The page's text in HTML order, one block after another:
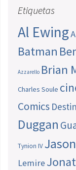
Etiquetas
Al Ewing
Batman
Azzarello Brian
Charles Soule
Comics
Duggan
Tynion IV
Lemire